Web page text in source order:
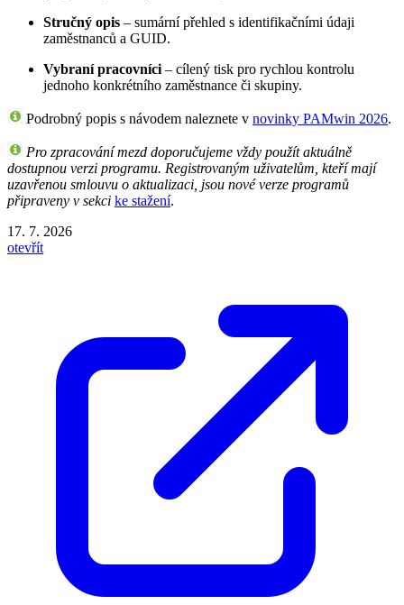
Stručný opis – sumární přehled s identifikačními údaji
zaměstnanců a GUID.
Vybraní pracovníci – cílený tisk pro rychlou kontrolu
jednoho konkrétního zaměstnance či skupiny.
Podrobný popis s návodem naleznete v novinky PAMwin 2026.
Pro zpracování mezd doporučujeme vždy použít aktuálně
dostupnou verzi programu. Registrovaným uživatelům, kteří mají
uzavřenou smlouvu o aktualizaci, jsou nové verze programů
připraveny v sekci ke stažení.
17. 7. 2026
otevřít